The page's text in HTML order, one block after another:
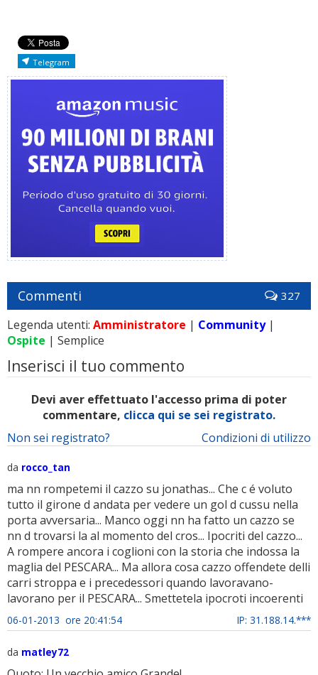
Telegram
Commenti 327
Legenda utenti: Amministratore | Community|
Ospite | Semplice
Inserisci il tuo commento
Devi aver effettuato l'accesso prima di poter
commentare, clicca qui se sei registrato.
Condizioni di utilizzo
Non sei registrato?
da rocco_tan
ma nn rompetemi il cazzo su jonathas... Che c é voluto
tutto il girone d andata per vedere un gol d cussu nella
porta avversaria... Manco oggi nn ha fatto un cazzo se
nn d trovarsi la al momento del cros... Ipocriti del cazzo...
A rompere ancora i coglioni con la storia che indossa la
maglia del PESCARA... Ma allora cosa cazzo offendete delli
carri stroppa e i precedessori quando lavoravano-
lavorano per il PESCARA... Smettetela ipocroti incoerenti
06-01-2013 ore 20:41:54 IP: 31.188.14.***
da matley72